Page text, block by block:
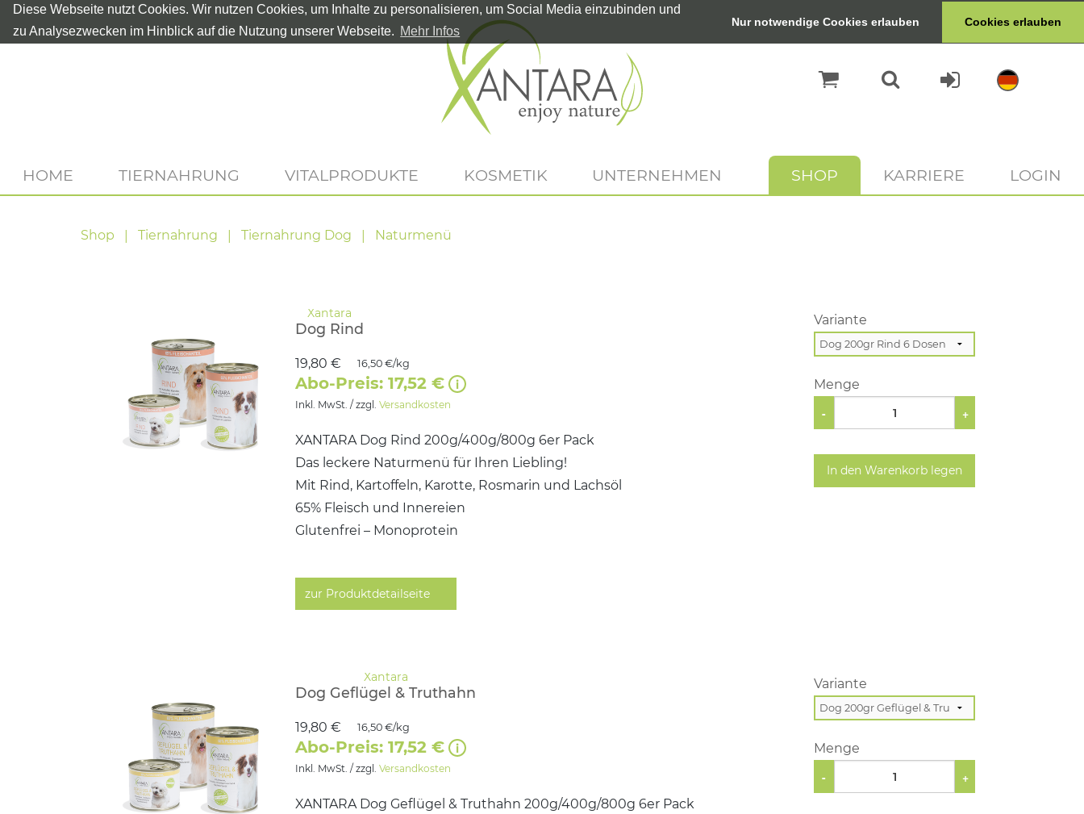
Diese Webseite nutzt Cookies. Wir nutzen Cookies, um Inhalte zu personalisieren, um Social Media einzubinden und
zu Analysezwecken im Hinblick auf die Nutzung unserer Webseite. Mehr Infos
Nur notwendige Cookies erlauben Cookies erlauben
HOME TIERNAHRUNG VITALPRODUKTE KOSMETIK UNTERNEHMEN SHOP KARRIERE LOGIN
Shop Tiernahrung Tiernahrung Dog Naturmenü
Dog Rind
XANTARA Dog Rind 200g/400g/800g 6er Pack
Das leckere Naturmenü für Ihren Liebling!
Mit Rind, Kartoffeln, Karotte, Rosmarin und Lachsöl
65% Fleisch und Innereien
Glutenfrei – Monoprotein
19,80 € 16,50 €/kg
Abo-Preis: 17,52 €
Inkl. MwSt. / zzgl. Versandkosten
Variante
Menge
- +
In den Warenkorb legen
zur Produktdetailseite
Dog Geflügel & Truthahn
XANTARA Dog Geflügel & Truthahn 200g/400g/800g 6er Pack
19,80 € 16,50 €/kg
Abo-Preis: 17,52 €
Inkl. MwSt. / zzgl. Versandkosten
Variante
Menge
- +